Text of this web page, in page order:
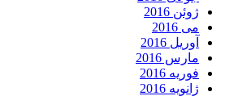
ژوئن 2016
می 2016
آوریل 2016
مارس 2016
فوریه 2016
ژانویه 2016